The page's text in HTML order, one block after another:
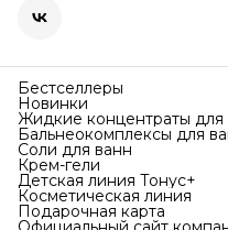
Бестселлеры
Новинки
Жидкие концентраты для
Бальнеокомплексы для
Соли для ванн
Крем-гели
Детская линия Тонус+
Косметическая линия
Подарочная карта